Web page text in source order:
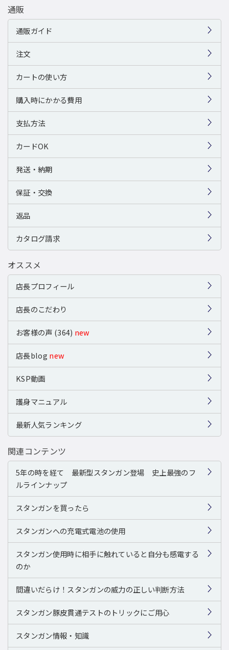
通販
通販ガイド
注文
カートの使い方
購入時にかかる費用
支払方法
カードOK
発送・納期
保証・交換
返品
カタログ請求
オススメ
店長プロフィール
店長のこだわり
お客様の声 (364) new
店長blog new
KSP動画
護身マニュアル
最新人気ランキング
関連コンテンツ
5年の時を経て 最新型スタンガン登場 史上最強のフ
ルラインナップ
スタンガンを買ったら
スタンガンへの充電式電池の使用
スタンガン使用時に相手に触れていると自分も感電する
のか
間違いだらけ！スタンガンの威力の正しい判断方法
スタンガン豚皮貫通テストのトリックにご用心
スタンガン情報・知識